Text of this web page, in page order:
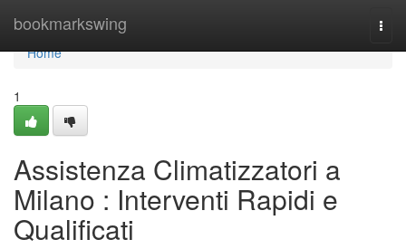
bookmarkswing
Home
Home
1
Assistenza Climatizzatori a
Milano : Interventi Rapidi e
Qualificati